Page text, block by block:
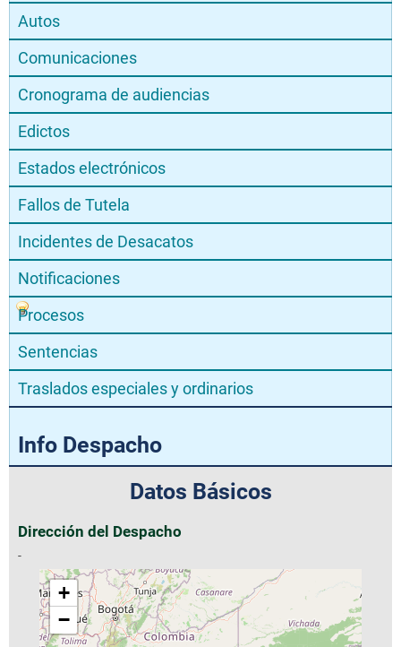
Autos
Comunicaciones
Cronograma de audiencias
Edictos
Estados electrónicos
Fallos de Tutela
Incidentes de Desacatos
Notificaciones
Procesos
Sentencias
Traslados especiales y ordinarios
Info Despacho
Datos Básicos
Dirección del Despacho
-
+
−